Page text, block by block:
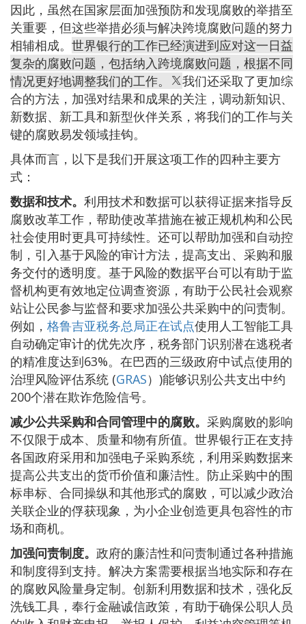
因此，虽然在国家层面加强预防和发现腐败的举措至
关重要，但这些举措必须与解决跨境腐败问题的努力
相辅相成。 世界银行的工作已经演进到应对这一日益
复杂的腐败问题，包括纳入跨境腐败问题，根据不同
情况更好地调整我们的工作。
我们还采取了更加综
合的方法，加强对结果和成果的关注，调动新知识、
新数据、新工具和新型伙伴关系，将我们的工作与关
键的腐败易发领域挂钩。
具体而言，以下是我们开展这项工作的四种主要方
式：
数据和技术。 利用技术和数据可以获得证据来指导反
腐败改革工作，帮助使改革措施在被正规机构和公民
社会使用时更具可持续性。还可以帮助加强和自动控
制，引入基于风险的审计方法，提高支出、采购和服
务交付的透明度。基于风险的数据平台可以有助于监
督机构更有效地定位调查资源，有助于公民社会观察
站让公民参与监督和要求加强公共采购中的问责制。
例如， 格鲁吉亚税务总局正在试点使用人工智能工具
自动确定审计的优先次序，税务部门识别潜在逃税者
的精准度达到63%。在巴西的三级政府中试点使用的
治理风险评估系统 (GRAS）)能够识别公共支出中约
200个潜在欺诈危险信号。
减少公共采购和合同管理中的腐败。 采购腐败的影响
不仅限于成本、质量和物有所值。世界银行正在支持
各国政府采用和加强电子采购系统，利用采购数据来
提高公共支出的货币价值和廉洁性。防止采购中的围
标串标、合同操纵和其他形式的腐败，可以减少政治
关联企业的俘获现象，为小企业创造更具包容性的市
场和商机。
加强问责制度。 政府的廉洁性和问责制通过各种措施
和制度得到支持。解决方案需要根据当地实际和存在
的腐败风险量身定制。创新利用数据和技术，强化反
洗钱工具，奉行金融诚信政策，有助于确保公职人员